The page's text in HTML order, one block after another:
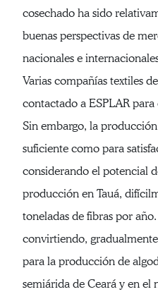
cosechado ha sido
buenas perspectivas de
nacionales e
Varias compañías textiles
contactado a ESPLAR
Sin embargo, la
suficiente como para
considerando el potencial
producción en Tauá,
toneladas de fibras por año.
convirtiendo,
para la producción de
semiárida de Ceará y en el